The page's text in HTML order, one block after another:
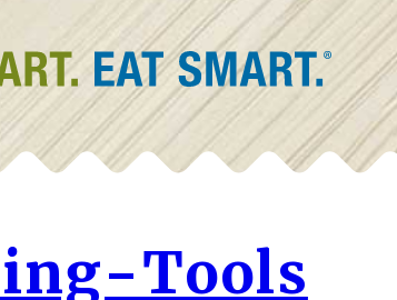
Tools